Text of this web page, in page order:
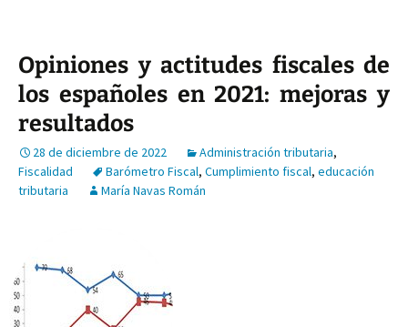
Opiniones y actitudes fiscales de
los españoles en 2021: mejoras y
resultados
28 de diciembre de 2022 Administración tributaria,
Fiscalidad
Barómetro Fiscal, Cumplimiento fiscal, educación
tributaria
María Navas Román